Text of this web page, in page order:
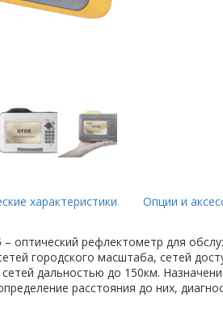
характеристики Опции и
– оптический рефлектометр для
городского масштаба, сетей
дальностью до 150км.
расстояния до них,